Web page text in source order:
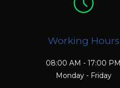
Working Hours
08:00 AM - 17:00 PM
Monday - Friday